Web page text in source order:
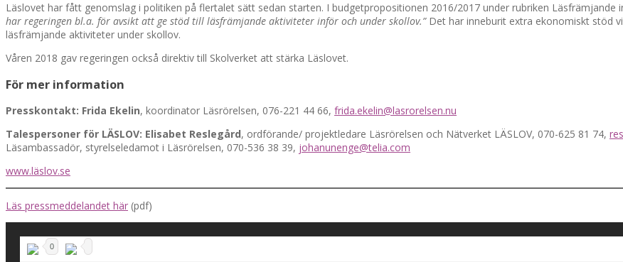
Läslovet har fått genomslag i politiken på flertalet sätt sedan starten. I budgetpropositionen 2016/2017 under rubriken Läsfrämjande
har regeringen bl.a. för avsikt att ge stöd till läsfrämjande aktiviteter inför och under skollov.”Det har inneburit extra ekonomiskt stöd
läsfrämjande aktiviteter under skollov.
Våren 2018 gav regeringen också direktiv till Skolverket att stärka Läslovet.
För mer information
Presskontakt: Frida Ekelin, koordinator Läsrörelsen, 076-221 44 66, frida.ekelin@lasrorelsen.nu
Talespersoner för LÄSLOV: Elisabet Reslegård, ordförande/ projektledare Läsrörelsen och Nätverket LÄSLOV, 070-625 81 74,
Läsambassadör, styrelseledamot i Läsrörelsen, 070-536 38 39, johanunenge@telia.com
www.läslov.se
Läs pressmeddelandet här (pdf)
0